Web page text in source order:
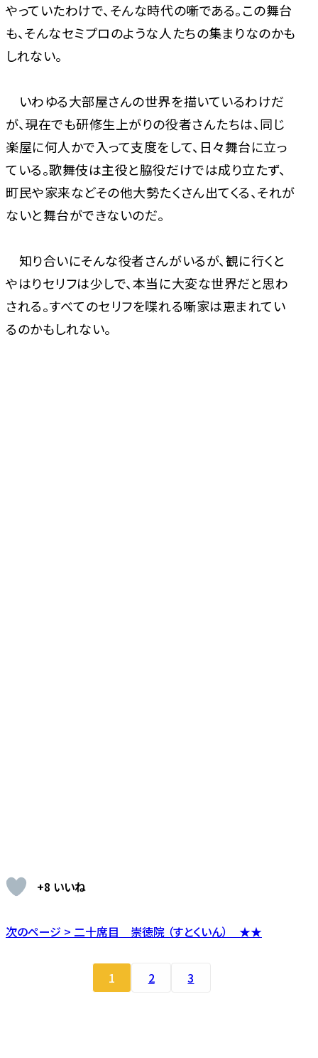
やっていたわけで、そんな時代の噺である。この舞台
も、そんなセミプロのような人たちの集まりなのかも
しれない。
いわゆる大部屋さんの世界を描いているわけだ
が、現在でも研修生上がりの役者さんたちは、同じ
楽屋に何人かで入って支度をして、日々舞台に立っ
ている。歌舞伎は主役と脇役だけでは成り立たず、
町民や家来などその他大勢たくさん出てくる、それが
ないと舞台ができないのだ。
知り合いにそんな役者さんがいるが、観に行くと
やはりセリフは少しで、本当に大変な世界だと思わ
される。すべてのセリフを喋れる噺家は恵まれてい
るのかもしれない。
+8 いいね
次のページ > 二十席目 崇徳院 （すとくいん） ★★
1 2 3